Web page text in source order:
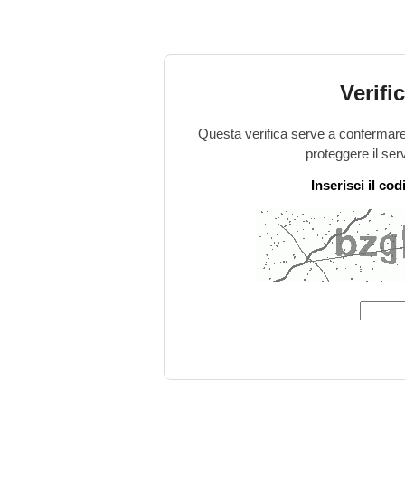
Questa verifica serve a
proteggere il
Inserisci il